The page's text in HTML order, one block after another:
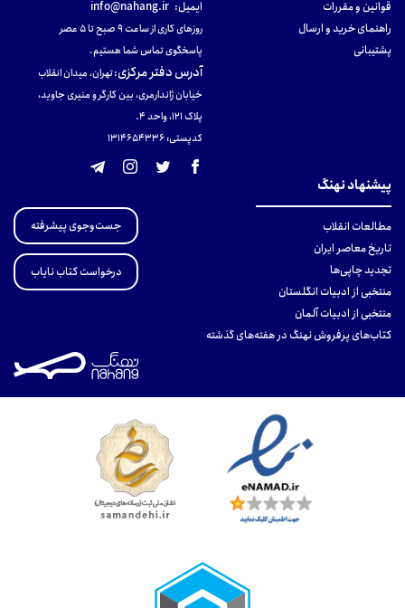
قوانین و مقررات
راهنمای خرید و ارسال
پشتیبانی
ایمیل: info@nahang.ir
روزهای کاری از ساعت ۹ صبح تا ۵ عصر
پاسخگوی تماس شما هستیم.
آدرس دفتر مرکزی:تهران، میدان انقلاب
خیابان ژاندارمری، بین کارگر و منیری جاوید،
پلاک 121، واحد ۴.
کدپستی: 131465433۶
پیشنهاد نهنگ
مطالعات انقلاب
تاریخ معاصر ایران
تجدید چاپی‌ها
منتخبی از ادبیات انگلستان
منتخبی از ادبیات آلمان
کتاب‌های پرفروش نهنگ در هفته‌های گذشته
جست‌وجوی پیشرفته
درخواست کتاب نایاب